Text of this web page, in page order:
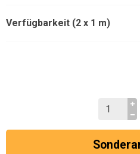
Verfügbarkeit (2 x 1 m)